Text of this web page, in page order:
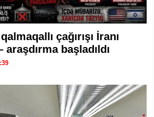
çağırışı İranı
araşdırma başladıldı